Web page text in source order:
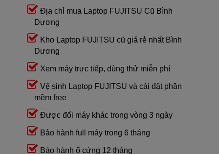
Địa chỉ mua Laptop FUJITSU Cũ Bình
Dương
Kho Laptop FUJITSU cũ giá rẻ nhất Bình
Dương
Xem máy trực tiếp, dùng thử miễn phí
Vệ sinh Laptop FUJITSU và cài đặt phần
mềm free
Được đổi máy khác trong vòng 3 ngày
Bảo hành full máy trong 6 tháng
Bảo hành ổ cứng 12 tháng